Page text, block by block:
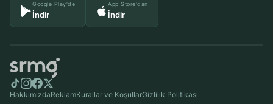
Google Play'de
İndir
App Store'dan
İndir
HakkımızdaReklamKurallar ve KoşullarGizlilik Politikası